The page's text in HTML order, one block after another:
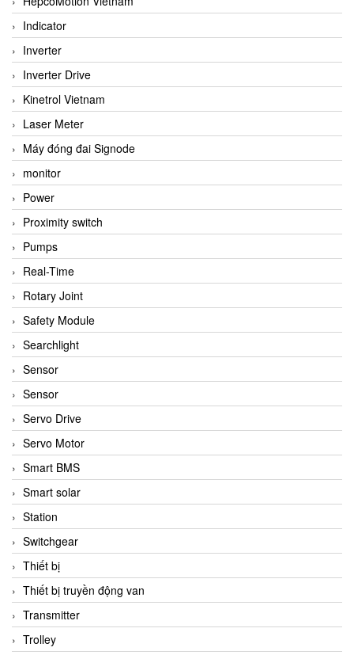
Indicator
Inverter
Inverter Drive
Kinetrol Vietnam
Laser Meter
Máy đóng đai Signode
monitor
Power
Proximity switch
Pumps
Real-Time
Rotary Joint
Safety Module
Searchlight
Sensor
Sensor
Servo Drive
Servo Motor
Smart BMS
Smart solar
Station
Switchgear
Thiết bị
Thiết bị truyền động van
Transmitter
Trolley